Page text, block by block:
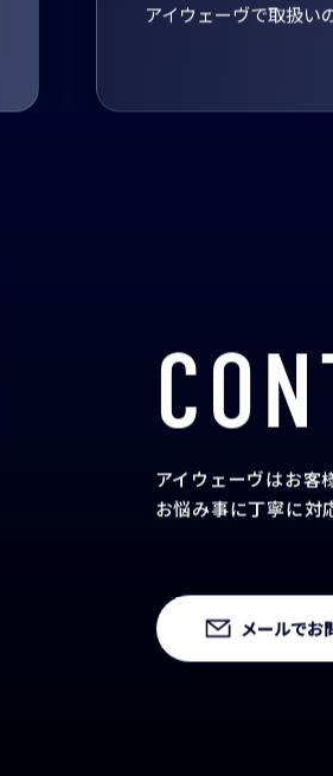
アイウェーヴで取扱い
アイウェーヴはお客
お悩み事に丁寧に対
メールでお